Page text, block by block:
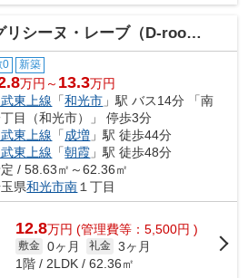
シーヌ・レーブ（D-room）
0 新築
万円～ 13.3万円
東上線 「和光市 」駅 バス14分 「南
目（和光市）」 停歩3分
東上線 「成増 」駅 徒歩44分
東上線 「朝霞 」駅 徒歩48分
/ 58.63㎡～62.36㎡
県和光市南１丁目
12.8万円 (管理費等：5,500円 )
敷金 0ヶ月 礼金 3ヶ月
1階 / 2LDK / 62.36㎡